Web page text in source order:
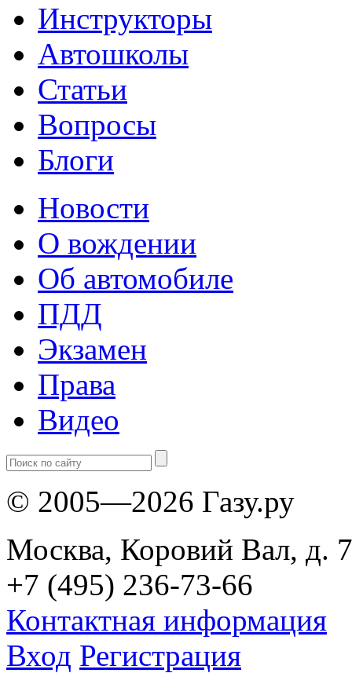
Инструкторы
Автошколы
Статьи
Вопросы
Блоги
Новости
О вождении
Об автомобиле
ПДД
Экзамен
Права
Видео
© 2005—2026 Газу.ру
Москва, Коровий Вал, д.
+7 (495) 236-73-66
Контактная информация
Вход Регистрация